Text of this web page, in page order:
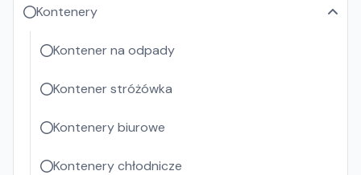
Kontenery
Kontener na odpady
Kontener stróżówka
Kontenery biurowe
Kontenery chłodnicze